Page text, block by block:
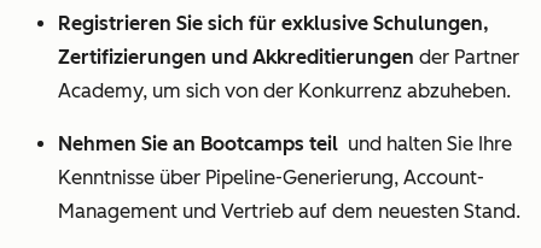
Registrieren Sie sich für exklusive Schulungen,
Zertifizierungen und Akkreditierungen der Partner
Academy, um sich von der Konkurrenz abzuheben.
Nehmen Sie an Bootcamps teil und halten Sie Ihre
Kenntnisse über Pipeline-Generierung, Account-
Management und Vertrieb auf dem neuesten Stand.